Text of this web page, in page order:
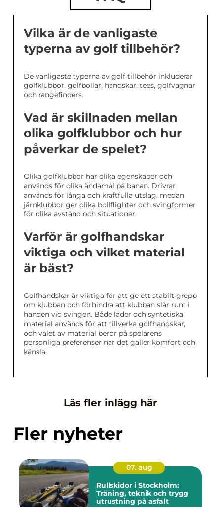
Vilka är de vanligaste
typerna av golf tillbehör?
De vanligaste typerna av golf tillbehör inkluderar
golfklubbor, golfbollar, handskar, tees, golfvagnar
och rangefinders.
Vad är skillnaden mellan
olika golfklubbor och hur
påverkar de spelet?
Olika golfklubbor har olika egenskaper och
används för olika ändamål på banan. Drivrar
används för långa och kraftfulla utslag, medan
järnklubbor ger olika bollflighter och svingformer
för olika avstånd och situationer.
Varför är golfhandskar
viktiga och vilket material
är bäst?
Golfhandskar är viktiga för att ge ett stabilt grepp
om klubban och förhindra att klubban slår runt i
handen vid svingen. Både läder och syntetiska
material används för att tillverka golfhandskar,
och valet av material beror på spelarens
personliga preferenser när det gäller komfort och
känsla.
Läs fler inlägg här
Fler nyheter
07. aug
Rullskidor i Stockholm:
Träning, teknik och trygg
utrustning på asfalt